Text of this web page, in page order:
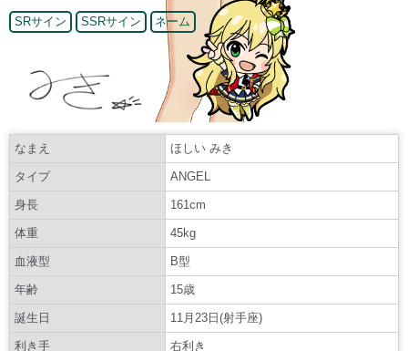
SRサイン SSRサイン ネーム
なまえ ほしい みき
タイプ ANGEL
身長 161cm
体重 45kg
血液型 B型
年齢 15歳
誕生日 11月23日(射手座)
利き手 右利き